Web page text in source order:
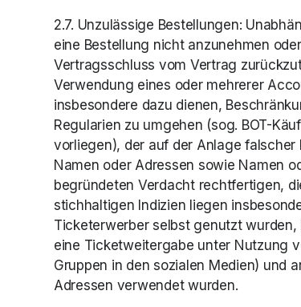
2.7. Unzulässige Bestellungen:
eine Bestellung nicht anzunehmen
Vertragsschluss vom Vertrag
Verwendung eines oder mehrerer
insbesondere dazu dienen,
Regularien zu umgehen (sog. BOT-
vorliegen), der auf der Anlage
Namen oder Adressen sowie Namen
begründeten Verdacht rechtfertigen,
stichhaltigen Indizien liegen
Ticketerwerber selbst genutzt
eine Ticketweitergabe unter Nutzung
Gruppen in den sozialen Medien) und
Adressen verwendet wurden.